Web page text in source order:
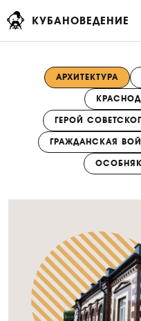
КУБАНОВЕДЕНИЕ
АРХИТЕКТУРА
ГЕРОЙ
ГРАЖДАНСКАЯ